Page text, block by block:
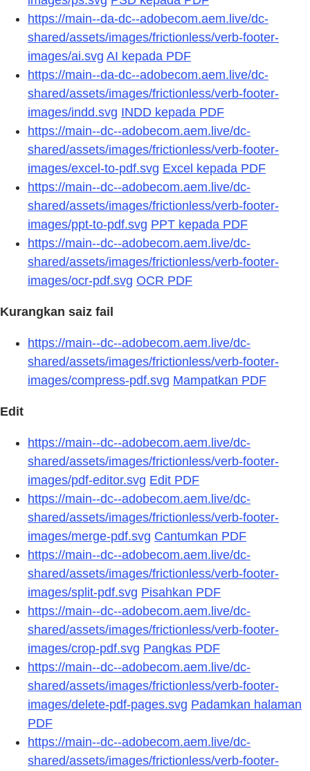
https://main--da-dc--adobecom.aem.live/dc-
shared/assets/images/frictionless/verb-footer-
images/ai.svg AI kepada PDF
https://main--da-dc--adobecom.aem.live/dc-
shared/assets/images/frictionless/verb-footer-
images/indd.svg INDD kepada PDF
https://main--dc--adobecom.aem.live/dc-
shared/assets/images/frictionless/verb-footer-
images/excel-to-pdf.svg Excel kepada PDF
https://main--dc--adobecom.aem.live/dc-
shared/assets/images/frictionless/verb-footer-
images/ppt-to-pdf.svg PPT kepada PDF
https://main--dc--adobecom.aem.live/dc-
shared/assets/images/frictionless/verb-footer-
images/ocr-pdf.svg OCR PDF
Kurangkan saiz fail
https://main--dc--adobecom.aem.live/dc-
shared/assets/images/frictionless/verb-footer-
images/compress-pdf.svg Mampatkan PDF
Edit
https://main--dc--adobecom.aem.live/dc-
shared/assets/images/frictionless/verb-footer-
images/pdf-editor.svg Edit PDF
https://main--dc--adobecom.aem.live/dc-
shared/assets/images/frictionless/verb-footer-
images/merge-pdf.svg Cantumkan PDF
https://main--dc--adobecom.aem.live/dc-
shared/assets/images/frictionless/verb-footer-
images/split-pdf.svg Pisahkan PDF
https://main--dc--adobecom.aem.live/dc-
shared/assets/images/frictionless/verb-footer-
images/crop-pdf.svg Pangkas PDF
https://main--dc--adobecom.aem.live/dc-
shared/assets/images/frictionless/verb-footer-
images/delete-pdf-pages.svg Padamkan halaman
PDF
https://main--dc--adobecom.aem.live/dc-
shared/assets/images/frictionless/verb-footer-